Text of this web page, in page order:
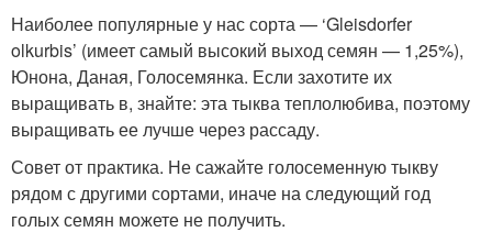
Наиболее популярные у нас сорта — ‘Gleisdorfer
olkurbis’ (имеет самый высокий выход семян — 1,25%),
Юнона, Даная, Голосемянка. Если захотите их
выращивать в, знайте: эта тыква теплолюбива, поэтому
выращивать ее лучше через рассаду.
Совет от практика. Не сажайте голосеменную тыкву
рядом с другими сортами, иначе на следующий год
голых семян можете не получить.